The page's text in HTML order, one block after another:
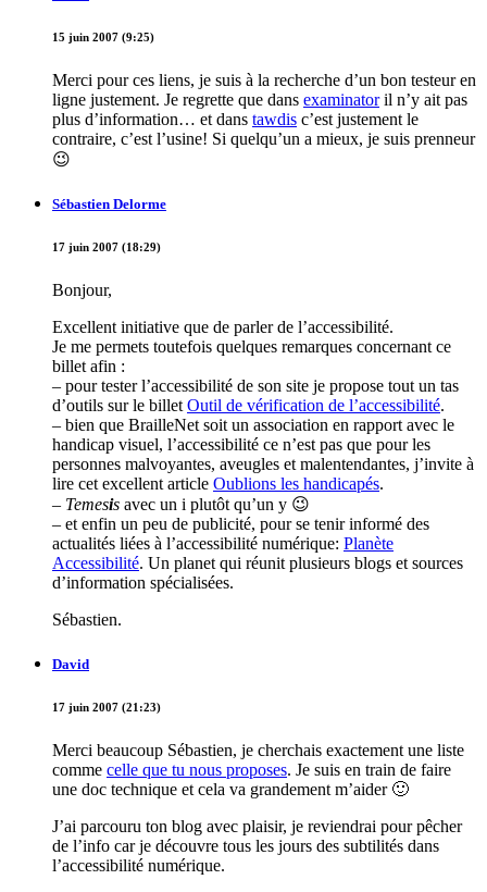
15 juin 2007 (9:25)
Merci pour ces liens, je suis à la recherche d’un bon testeur en
ligne justement. Je regrette que dans examinatoril n’y ait pas
plus d’information… et dans tawdis c’est justement le
contraire, c’est l’usine! Si quelqu’un a mieux, je suis prenneur
😉
Sébastien Delorme
17 juin 2007 (18:29)
Bonjour,
Excellent initiative que de parler de l’accessibilité.
Je me permets toutefois quelques remarques concernant ce
billet afin :
– pour tester l’accessibilité de son site je propose tout un tas
d’outils sur le billet Outil de vérification de l’accessibilité.
– bien que BrailleNet soit un association en rapport avec le
handicap visuel, l’accessibilité ce n’est pas que pour les
personnes malvoyantes, aveugles et malentendantes, j’invite à
lire cet excellent article Oublions les handicapés.
– Temesis avec un i plutôt qu’un y 😉
– et enfin un peu de publicité, pour se tenir informé des
actualités liées à l’accessibilité numérique: Planète
Accessibilité. Un planet qui réunit plusieurs blogs et sources
d’information spécialisées.
Sébastien.
David
17 juin 2007 (21:23)
Merci beaucoup Sébastien, je cherchais exactement une liste
comme celle que tu nous proposes. Je suis en train de faire
une doc technique et cela va grandement m’aider 🙂
J’ai parcouru ton blog avec plaisir, je reviendrai pour pêcher
de l’info car je découvre tous les jours des subtilités dans
l’accessibilité numérique.